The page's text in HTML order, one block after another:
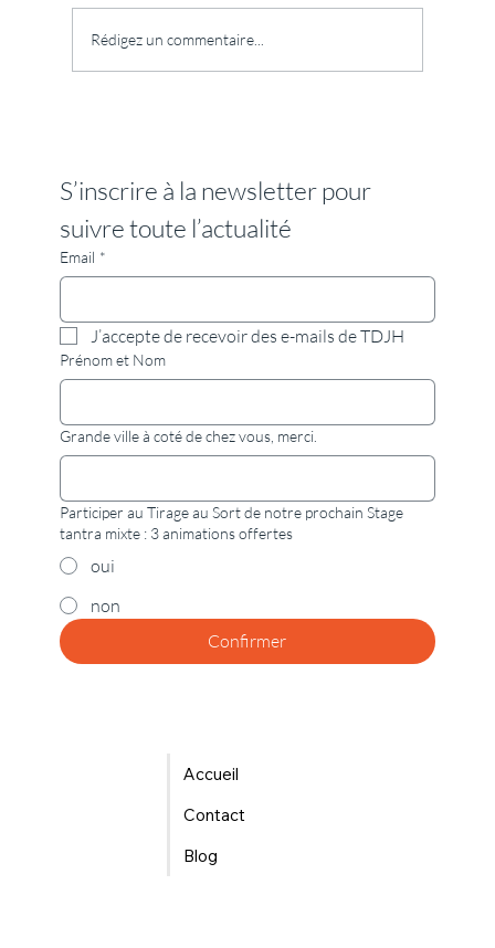
Rédigez un commentaire...
S’inscrire à la newsletter pour
suivre toute l’actualité
Email *
J’accepte de recevoir des e-mails de TDJH
Prénom et Nom
Grande ville à coté de chez vous, merci.
Participer au Tirage au Sort de notre prochain Stage
tantra mixte : 3 animations offertes
oui
non
Confirmer
Accueil
Contact
Blog